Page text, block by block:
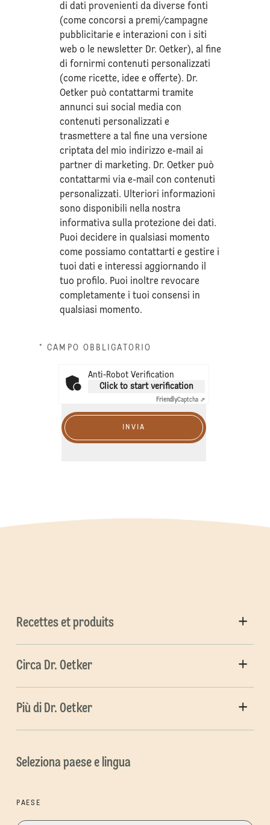
di dati provenienti da diverse fonti
(come concorsi a premi/campagne
pubblicitarie e interazioni con i siti
web o le newsletter Dr. Oetker), al fine
di fornirmi contenuti personalizzati
(come ricette, idee e offerte). Dr.
Oetker può contattarmi tramite
annunci sui social media con
contenuti personalizzati e
trasmettere a tal fine una versione
criptata del mio indirizzo e-mail ai
partner di marketing. Dr. Oetker può
contattarmi via e-mail con contenuti
personalizzati. Ulteriori informazioni
sono disponibili nella nostra
informativa sullaprotezione dei dati.
Puoi decidere in qualsiasi momento
come possiamo contattarti e gestire i
tuoi dati e interessi aggiornando il
tuo profilo. Puoi inoltre revocare
completamente i tuoi consensi in
qualsiasi momento.
* CAMPO OBBLIGATORIO
Anti-Robot Verification
Click to start verification
FriendlyCaptcha ⇗
INVIA
Recettes et produits
Circa Dr. Oetker
Più di Dr. Oetker
Seleziona paese e lingua
PAESE